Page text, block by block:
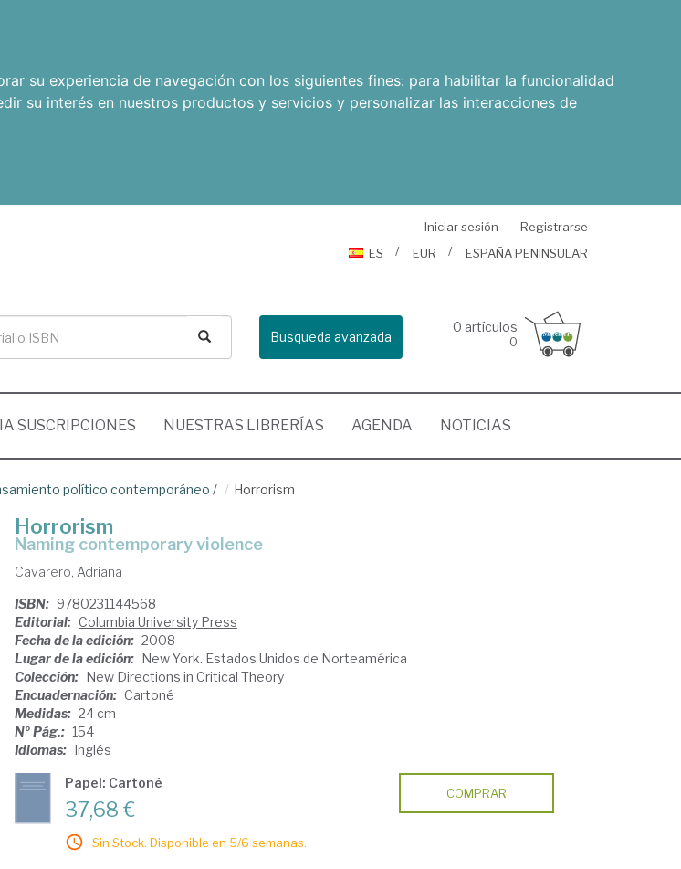
su experiencia de navegación con los siguientes fines: para habilitar la funcionalidad
su interés en nuestros productos y servicios y personalizar las interacciones de
Iniciar sesión
Registrarse
ES
EUR ESPAÑA PENINSULAR
Busqueda avanzada
0 artículos
0
SUSCRIPCIONES NUESTRAS LIBRERÍAS AGENDA NOTICIAS
político contemporáneo / Horrorism
Horrorism
naming contemporary violence
Cavarero, Adriana
ISBN: 9780231144568
Editorial: Columbia University Press
Fecha de la edición: 2008
Lugar de la edición: New York. Estados Unidos de Norteamérica
Colección: New Directions in Critical Theory
Encuadernación: Cartoné
Medidas: 24 cm
Nº Pág.: 154
Idiomas: Inglés
Papel: Cartoné
37,68 €
Sin Stock. Disponible en 5/6 semanas.
COMPRAR